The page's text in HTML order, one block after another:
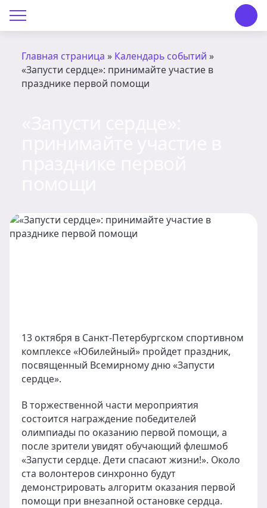
Главная страница » Календарь событий »
«Запусти сердце»: принимайте участие в
празднике первой помощи
13 октября в Санкт-Петербургском спортивном
комплексе «Юбилейный» пройдет праздник,
посвященный Всемирному дню «Запусти
сердце».
В торжественной части мероприятия
состоится награждение победителей
олимпиады по оказанию первой помощи, а
после зрители увидят обучающий флешмоб
«Запусти сердце. Дети спасают жизни!». Около
ста волонтеров синхронно будут
демонстрировать алгоритм оказания первой
помощи при внезапной остановке сердца.
О Центре «КОНТАКТ»
Профсоюз
Контакты